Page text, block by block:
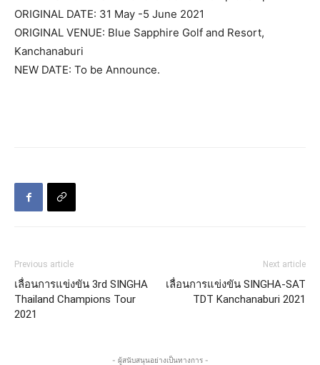
ORIGINAL DATE: 31 May -5 June 2021
ORIGINAL VENUE: Blue Sapphire Golf and Resort,
Kanchanaburi
NEW DATE: To be Announce.
Previous article
เลื่อนการแข่งขัน 3rd SINGHA
Thailand Champions Tour
2021
Next article
เลื่อนการแข่งขัน SINGHA-SAT
TDT Kanchanaburi 2021
- ผู้สนับสนุนอย่างเป็นทางการ -